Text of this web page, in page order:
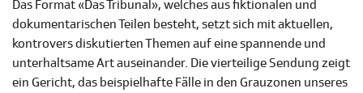
Das Format «Das Tribunal», welches aus fiktionalen und
dokumentarischen Teilen besteht, setzt sich mit aktuellen,
kontrovers diskutierten Themen auf eine spannende und
unterhaltsame Art auseinander. Die vierteilige Sendung zeigt
ein Gericht, das beispielhafte Fälle in den Grauzonen unseres